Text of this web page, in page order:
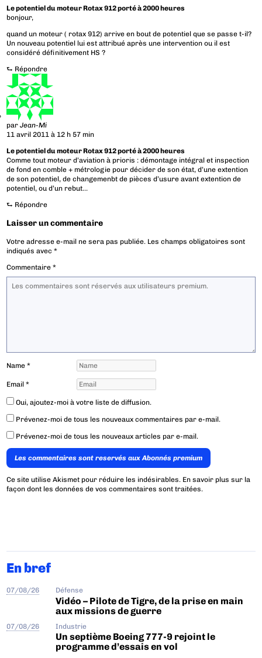
Le potentiel du moteur Rotax 912 porté à 2000 heures
bonjour,
quand un moteur ( rotax 912) arrive en bout de potentiel que se passe t-il?
Un nouveau potentiel lui est attribué après une intervention ou il est
considéré définitivement HS ?
⮑ Répondre
parJean-Mi
11 avril 2011 à 12 h 57 min
Le potentiel du moteur Rotax 912 porté à 2000 heures
Comme tout moteur d’aviation à prioris : démontage intégral et inspection
de fond en comble + métrologie pour décider de son état, d’une extention
de son potentiel, de changemenbt de pièces d’usure avant extention de
potentiel, ou d’un rebut…
⮑ Répondre
Laisser un commentaire
Votre adresse e-mail ne sera pas publiée. Les champs obligatoires sont
indiqués avec*
Commentaire*
Name*
Email*
Oui, ajoutez-moi à votre liste de diffusion.
Prévenez-moi de tous les nouveaux commentaires par e-mail.
Prévenez-moi de tous les nouveaux articles par e-mail.
Les commentaires sont reservés aux Abonnés premium
Ce site utilise Akismet pour réduire les indésirables. En savoir plus sur la
façon dont les données de vos commentaires sont traitées.
En bref
07/08/26 Défense
Vidéo – Pilote de Tigre, de la prise en main
aux missions de guerre
07/08/26 Industrie
Un septième Boeing 777-9 rejoint le
programme d’essais en vol